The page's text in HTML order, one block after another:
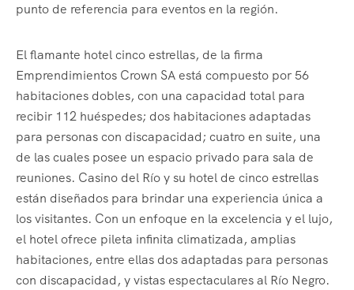
punto de referencia para eventos en la región.
El flamante hotel cinco estrellas, de la firma
Emprendimientos Crown SA está compuesto por 56
habitaciones dobles, con una capacidad total para
recibir 112 huéspedes; dos habitaciones adaptadas
para personas con discapacidad; cuatro en suite, una
de las cuales posee un espacio privado para sala de
reuniones. Casino del Río y su hotel de cinco estrellas
están diseñados para brindar una experiencia única a
los visitantes. Con un enfoque en la excelencia y el lujo,
el hotel ofrece pileta infinita climatizada, amplias
habitaciones, entre ellas dos adaptadas para personas
con discapacidad, y vistas espectaculares al Río Negro.